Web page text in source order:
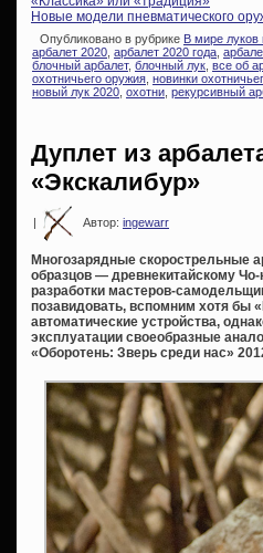
Новые модели пневматического
Опубликовано в рубрике В мире луков
арбалет 2020 арбалет 2020 года
блочный арбалет, блочный лук все об
охотничьего оружия новинки
новый лук 2020 охотни рекурсивный
Дуплет из
«Экскалибур»
| Автор: ingewarr
Многозарядные скорострельные
образцов — древнекитайскому
разработки мастеров-
позавидовать, вспомним хотя бы
автоматические устройства,
эксплуатации своеобразные
«Оборотень: Зверь среди нас»